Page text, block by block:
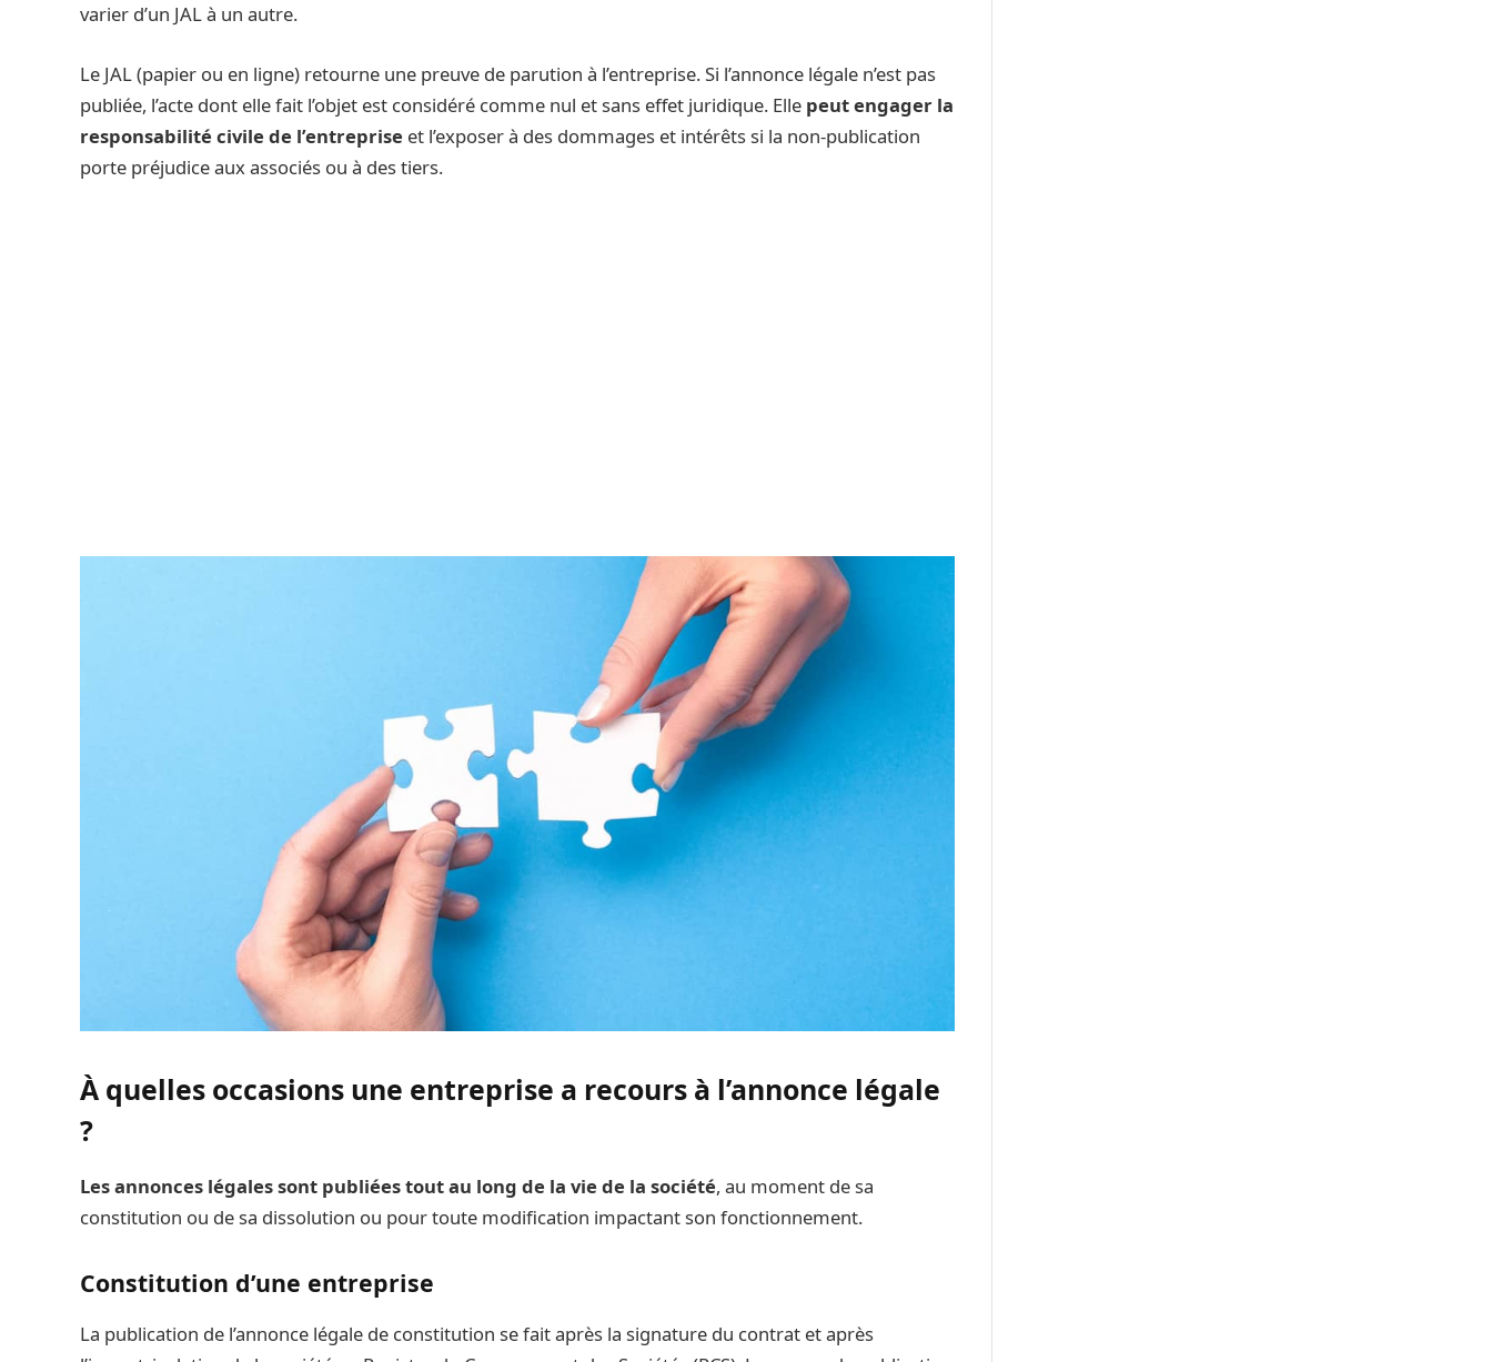
varier d’un JAL à un autre.
Le JAL (papier ou en ligne) retourne une preuve de parution à l’entreprise. Si l’annonce légale n’est pas
publiée, l’acte dont elle fait l’objet est considéré comme nul et sans effet juridique. Elle peut engager la
responsabilité civile de l’entreprise et l’exposer à des dommages et intérêts si la non-publication
porte préjudice aux associés ou à des tiers.
À quelles occasions une entreprise a recours à l’annonce légale
?
Les annonces légales sont publiées tout au long de la vie de la société, au moment de sa
constitution ou de sa dissolution ou pour toute modification impactant son fonctionnement.
Constitution d’une entreprise
La publication de l’annonce légale de constitution se fait après la signature du contrat et après